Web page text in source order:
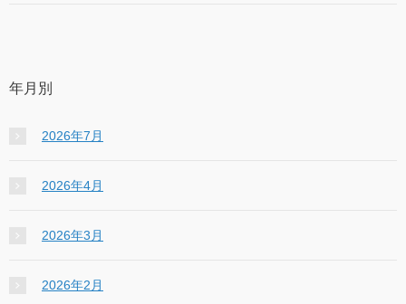
年月別
2026年7月
2026年4月
2026年3月
2026年2月